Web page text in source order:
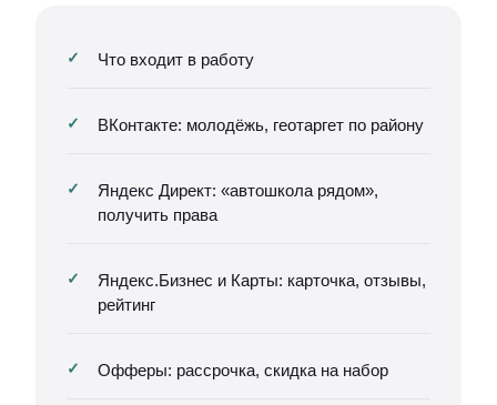
Что входит в работу
ВКонтакте: молодёжь, геотаргет по району
Яндекс Директ: «автошкола рядом»,
получить права
Яндекс.Бизнес и Карты: карточка, отзывы,
рейтинг
Офферы: рассрочка, скидка на набор